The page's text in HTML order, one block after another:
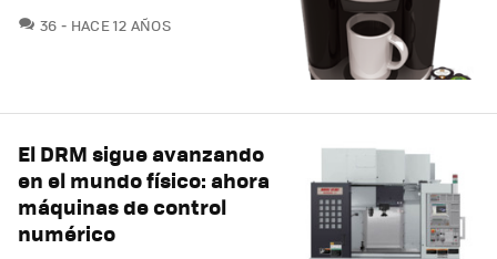
36 COMENTARIOS
HACE 12 AÑOS
El DRM sigue avanzando
en el mundo físico: ahora
máquinas de control
numérico